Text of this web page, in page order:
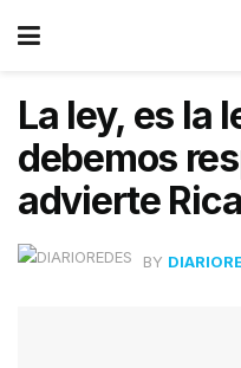
La ley, es la
debemos
advierte
BY